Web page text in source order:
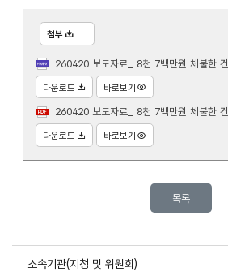
첨부
260420 보도자료_ 8천 7백만원 체불한 건설철
다운로드 바로보기
260420 보도자료_ 8천 7백만원 체불한 건설
다운로드 바로보기
목록
소속기관(지청 및 위원회)